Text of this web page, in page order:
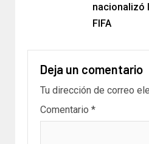
nacionalizó
FIFA
Deja un comentario
Tu dirección de correo
Comentario *